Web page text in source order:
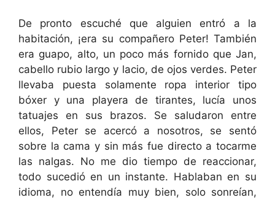
De pronto escuché que alguien entró a la
habitación, ¡era su compañero Peter! También
era guapo, alto, un poco más fornido que Jan,
cabello rubio largo y lacio, de ojos verdes. Peter
llevaba puesta solamente ropa interior tipo
bóxer y una playera de tirantes, lucía unos
tatuajes en sus brazos. Se saludaron entre
ellos, Peter se acercó a nosotros, se sentó
sobre la cama y sin más fue directo a tocarme
las nalgas. No me dio tiempo de reaccionar,
todo sucedió en un instante. Hablaban en su
idioma, no entendía muy bien, solo sonreían,